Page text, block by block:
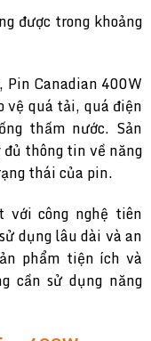
được trong khoảng
Canadian 400W
vệ quá tải, quá điện
thấm nước. Sản
thông tin về năng
thái của pin.
với công nghệ tiên
dụng lâu dài và an
phẩm tiện ích và
cần sử dụng năng